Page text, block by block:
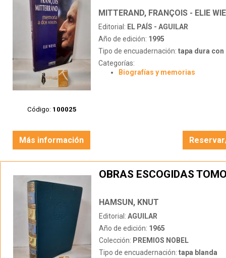
Código: 100025
MITTERAND, FRANÇOIS - ELIE
Editorial: EL PAÍS - AGUILAR
Año de edición: 1995
Tipo de encuadernación: tapa dura con
Categorías:
Biografías y memorias
Más información
OBRAS ESCOGIDAS
HAMSUN, KNUT
Editorial: AGUILAR
Año de edición: 1965
Colección: PREMIOS NOBEL
Tipo de encuadernación: tapa blanda